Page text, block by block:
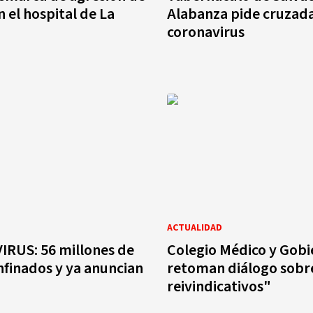
el hospital de La
Alabanza pide
coronavirus
56 millones de
y ya anuncian
ACTUALIDAD
Colegio Médico y
retoman diálogo
reivindicativos"